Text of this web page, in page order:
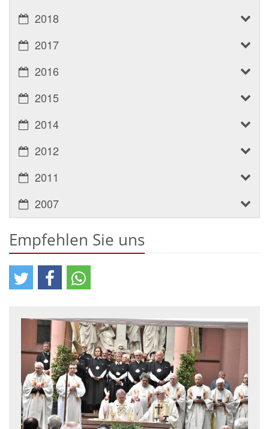
2018
2017
2016
2015
2014
2012
2011
2007
Empfehlen Sie uns